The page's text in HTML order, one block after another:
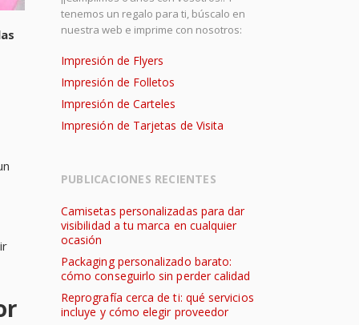
tenemos un regalo para ti, búscalo en
nuestra web e imprime con nosotros:
Impresión de Flyers
Impresión de Folletos
Impresión de Carteles
Impresión de Tarjetas de Visita
PUBLICACIONES RECIENTES
Camisetas personalizadas para dar
visibilidad a tu marca en cualquier
ocasión
Packaging personalizado barato:
cómo conseguirlo sin perder calidad
Reprografía cerca de ti: qué servicios
incluye y cómo elegir proveedor